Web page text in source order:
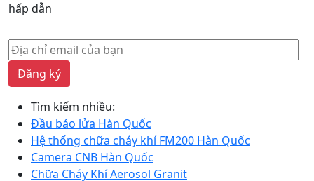
hấp dẫn
Đăng ký
Tìm kiếm nhiều:
Đầu báo lửa Hàn Quốc
Hệ thống chữa cháy khí FM200 Hàn Quốc
Camera CNB Hàn Quốc
Chữa Cháy Khí Aerosol Granit